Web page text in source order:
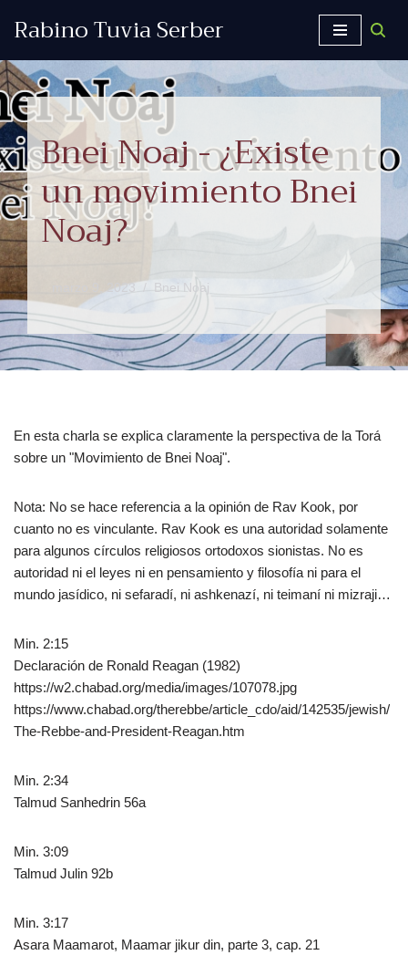
al
contenido
Rabino Tuvia Serber
Bnei Noaj - ¿Existe
un movimiento Bnei
Noaj?
marzo 9, 2023 Bnei Noaj
En esta charla se explica claramente la perspectiva de la Torá
sobre un "Movimiento de Bnei Noaj".
Nota: No se hace referencia a la opinión de Rav Kook, por
cuanto no es vinculante. Rav Kook es una autoridad solamente
para algunos círculos religiosos ortodoxos sionistas. No es
autoridad ni el leyes ni en pensamiento y filosofía ni para el
mundo jasídico, ni sefaradí, ni ashkenazí, ni teimaní ni mizraji…
Min. 2:15
Declaración de Ronald Reagan (1982)
https://w2.chabad.org/media/images/107078.jpg
https://www.chabad.org/therebbe/article_cdo/aid/142535/jewish/
The-Rebbe-and-President-Reagan.htm
Min. 2:34
Talmud Sanhedrin 56a
Min. 3:09
Talmud Julin 92b
Min. 3:17
Asara Maamarot, Maamar jikur din, parte 3, cap. 21